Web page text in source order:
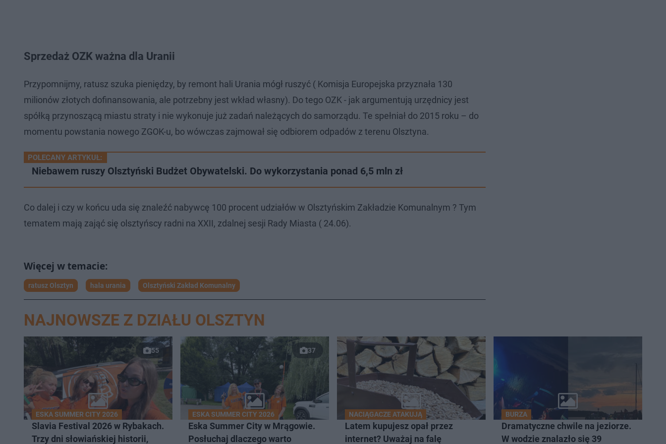
Sprzedaż OZK ważna dla Uranii
Przypomnijmy, ratusz szuka pieniędzy, by remont hali Urania mógł ruszyć ( Komisja Europejska przyznała 130
milionów złotych dofinansowania, ale potrzebny jest wkład własny). Do tego OZK - jak argumentują urzędnicy jest
spółką przynoszącą miastu straty i nie wykonuje już zadań należących do samorządu. Te spełniał do 2015 roku – do
momentu powstania nowego ZGOK-u, bo wówczas zajmował się odbiorem odpadów z terenu Olsztyna.
POLECANY ARTYKUŁ:
Niebawem ruszy Olsztyński Budżet Obywatelski. Do wykorzystania ponad 6,5 mln zł
Co dalej i czy w końcu uda się znaleźć nabywcę 100 procent udziałów w Olsztyńskim Zakładzie Komunalnym ? Tym
tematem mają zająć się olsztyńscy radni na XXII, zdalnej sesji Rady Miasta ( 24.06).
ratusz Olsztyn hala urania Olsztyński Zakład Komunalny
NAJNOWSZE Z DZIAŁU OLSZTYN
55
ESKA SUMMER CITY 2026
Slavia Festival 2026 w Rybakach.
Trzy dni słowiańskiej historii,
37
ESKA SUMMER CITY 2026
Eska Summer City w Mrągowie.
Posłuchaj dlaczego warto
NACIĄGACZE ATAKUJĄ
Latem kupujesz opał przez
internet? Uważaj na falę
BURZA
Dramatyczne chwile na jeziorze.
W wodzie znalazło się 39